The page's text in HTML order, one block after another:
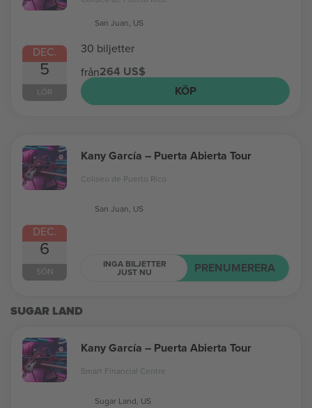
DEC.
5
LÖR
San Juan, US
30 biljetter
från264 US$
KÖP
DEC.
6
SÖN
Kany García – Puerta Abierta Tour
Coliseo de Puerto Rico
San Juan, US
INGA BILJETTER
JUST NU PRENUMERERA
SUGAR LAND
Kany García – Puerta Abierta Tour
Smart Financial Centre
Sugar Land, US